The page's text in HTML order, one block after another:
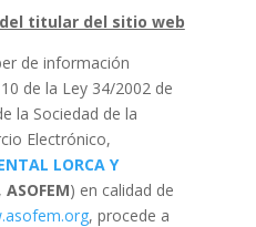
titular del sitio web
de información
de la Ley 34/2002 de
la Sociedad de la
Electrónico,
LORCA Y
ASOFEM) en calidad de
, procede a